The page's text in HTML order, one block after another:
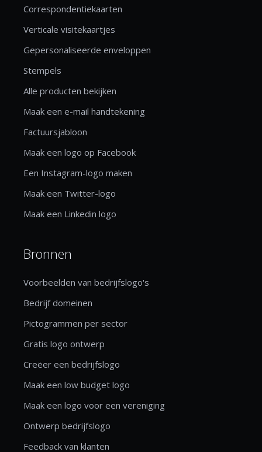
Correspondentiekaarten
Verticale visitekaartjes
Gepersonaliseerde enveloppen
Stempels
Alle producten bekijken
Maak een e-mail handtekening
Factuursjabloon
Maak een logo op Facebook
Een Instagram-logo maken
Maak een Twitter-logo
Maak een Linkedin logo
Bronnen
Voorbeelden van bedrijfslogo's
Bedrijf domeinen
Pictogrammen per sector
Gratis logo ontwerp
Creëer een bedrijfslogo
Maak een low budget logo
Maak een logo voor een vereniging
Ontwerp bedrijfslogo
Feedback van klanten